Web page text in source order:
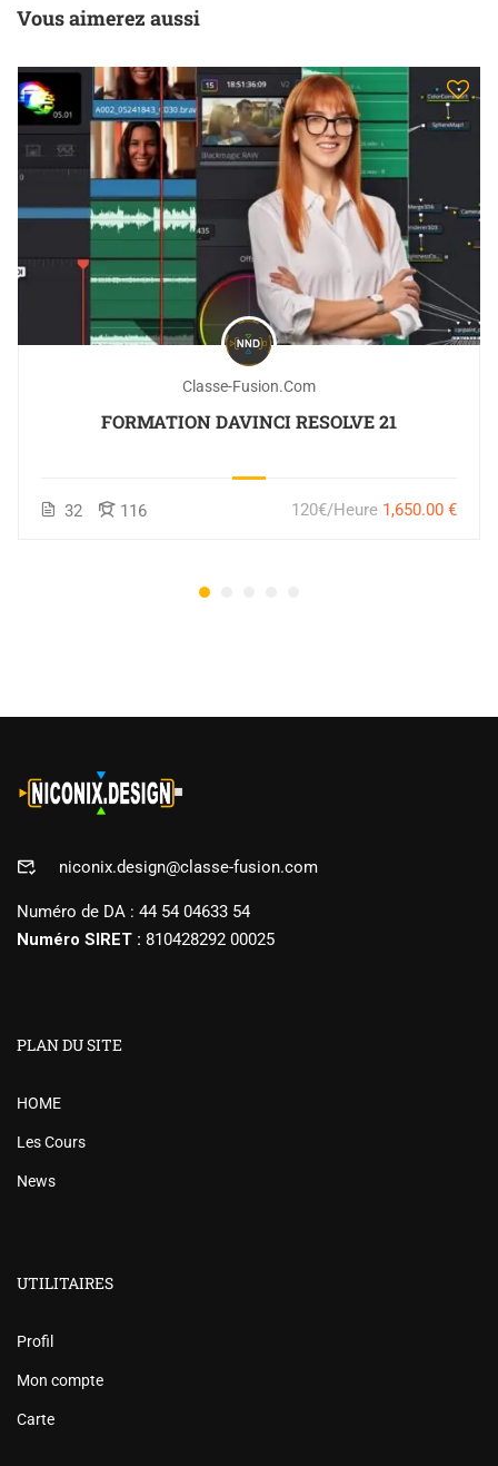
Vous aimerez aussi
Classe-Fusion.com
FORMATION DAVINCI RESOLVE 21
32 116 120€/Heure 1,650.00 €
niconix.design@classe-fusion.com
Numéro de DA : 44 54 04633 54
Numéro SIRET : 810428292 00025
PLAN DU SITE
HOME
Les Cours
News
UTILITAIRES
Profil
Mon compte
Carte